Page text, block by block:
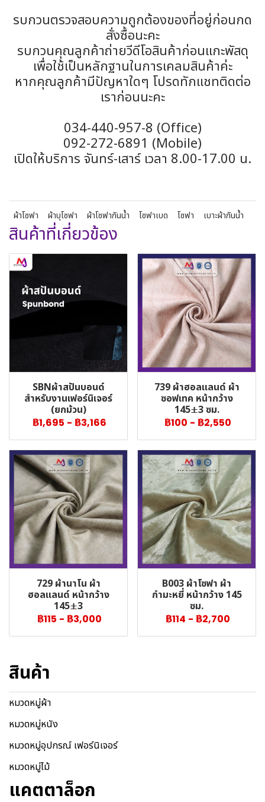
รบกวนตรวจสอบความถูกต้องของที่อยู่ก่อนกด
สั่งซื้อนะคะ
รบกวนคุณลูกค้าถ่ายวีดีโอสินค้าก่อนแกะพัสดุ
เพื่อใช้เป็นหลักฐานในการเคลมสินค้าค่ะ
หากคุณลูกค้ามีปัญหาใดๆ โปรดทักแชทติดต่อ
เราก่อนนะคะ
034-440-957-8 (Office)
092-272-6891 (Mobile)
เปิดให้บริการ จันทร์-เสาร์ เวลา 8.00-17.00 น.
ผ้าโซฟา ผ้าบุโซฟา ผ้าโซฟากันน้ำ โซฟาเบด โซฟา เบาะผ้ากันน้ำ
สินค้าที่เกี่ยวข้อง
SBNผ้าสปันบอนด์
สำหรับงานเฟอร์นิเจอร์
(ยกม้วน)
฿1,695 - ฿3,166
739 ผ้าฮอลแลนด์ ผ้า
ซอฟเทค หน้ากว้าง
145±3 ซม.
฿100 - ฿2,550
729 ผ้านาโน ผ้า
ฮอลแลนด์ หน้ากว้าง
145±3
฿115 - ฿3,000
B003 ผ้าโซฟา ผ้า
กำมะหยี่ หน้ากว้าง 145
ซม.
฿114 - ฿2,700
สินค้า
หมวดหมู่ผ้า
หมวดหมู่หนัง
หมวดหมู่อุปกรณ์ เฟอร์นิเจอร์
หมวดหมู่ไม้
แคตตาล็อก